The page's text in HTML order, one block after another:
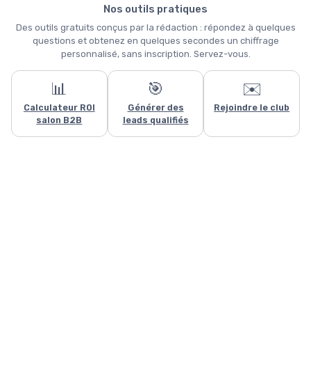
Nos outils pratiques
Des outils gratuits conçus par la rédaction : répondez à quelques
questions et obtenez en quelques secondes un chiffrage
personnalisé, sans inscription. Servez-vous.
📊
Calculateur ROI
salon B2B
🎯
Générer des
leads qualifiés
✉️
Rejoindre le club